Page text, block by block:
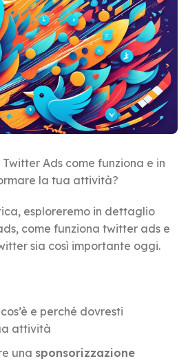
Ads come funziona e in
la tua attività?
esploreremo in dettaglio
come funziona twitter ads e
sia così importante oggi.
e perché dovresti
attività
una sponsorizzazione